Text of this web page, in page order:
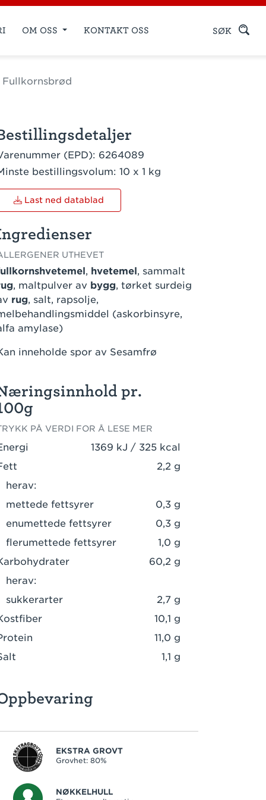
OM OSS KONTAKT OSS SØK
Fullkornsbrød
(EPD): 6264089
bestillingsvolum: 10 x 1 kg
Last ned datablad
UTHEVET
, hvetemel, sammalt
, maltpulver av bygg, tørket surdeig
rug, salt, rapsolje,
(askorbinsyre,
amylase)
inneholde spor av Sesamfrø
pr.
PÅ VERDI FOR Å LESE MER
1369 kJ / 325 kcal
2,2 g
herav:
mettede fettsyrer
0,3 g
enumettede fettsyrer
0,3 g
flerumettede fettsyrer
1,0 g
60,2 g
herav:
sukkerarter
2,7 g
10,1 g
11,0 g
1,1 g
EKSTRA GROVT
Grovhet: 80%
NØKKELHULL